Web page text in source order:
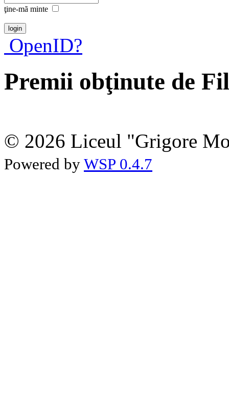
ţine-mã minte
OpenID?
Premii obţinute de
© 2026 Liceul "Grigore
Powered by WSP 0.4.7